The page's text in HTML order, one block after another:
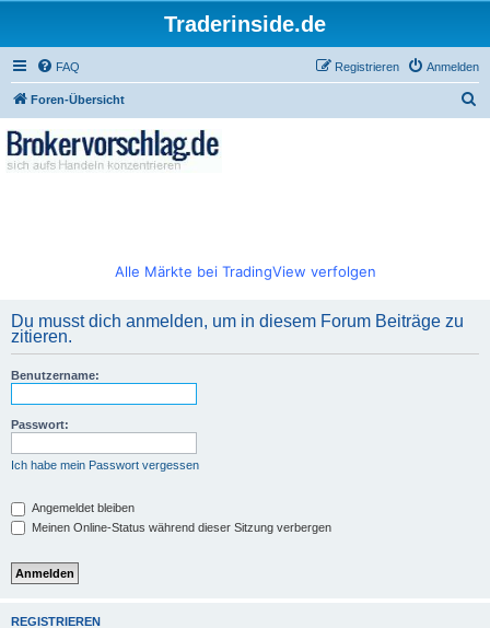
Traderinside.de
FAQ Anmelden
Registrieren
Foren-Übersicht
Alle Märkte bei TradingView verfolgen
Du musst dich anmelden, um in diesem Forum Beiträge zu
zitieren.
Benutzername:
Passwort:
Ich habe mein Passwort vergessen
Angemeldet bleiben
Meinen Online-Status während dieser Sitzung verbergen
REGISTRIEREN